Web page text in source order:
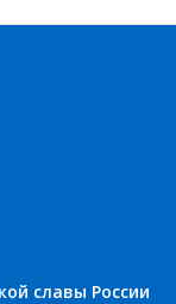
славы России